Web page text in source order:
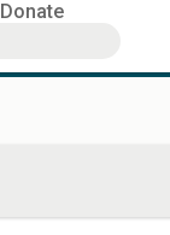
Donate